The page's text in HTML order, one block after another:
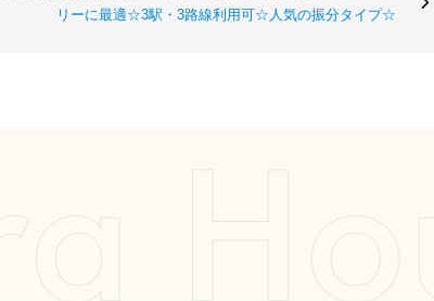
リーに最適☆3駅・3路線利用可☆人気の振分タイプ☆